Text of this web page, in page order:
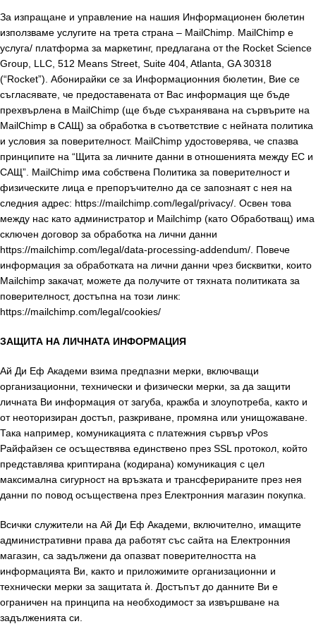
За изпращане и управление на нашия Информационен бюлетин
използваме услугите на трета страна – MailChimp. MailChimp e
услуга/ платформа за маркетинг, предлагана от the Rocket Science
Group, LLC, 512 Means Street, Suite 404, Atlanta, GA 30318
(“Rocket”). Абонирайки се за Информационния бюлетин, Вие се
съгласявате, че предоставената от Вас информация ще бъде
прехвърлена в MailChimp (ще бъдe съхраняванa на сървърите на
MailChimp в САЩ) за обработка в съответствие с нейната политика
и условия за поверителност. MailChimp удостоверява, че спазва
принципите на “Щита за личните данни в отношенията между ЕС и
САЩ”. MailChimp има собствена Политика за поверителност и
физическите лица е препоръчително да се запознаят с нея на
следния адрес: https://mailchimp.com/legal/privacy/. Освен това
между нас като администратор и Mailchimp (като Обработващ) има
сключен договор за обработка на лични данни
https://mailchimp.com/legal/data-processing-addendum/. Повече
информация за обработката на лични данни чрез бисквитки, които
Mailchimp закачат, можете да получите от тяхната политиката за
поверителност, достъпна на този линк:
https://mailchimp.com/legal/cookies/
ЗАЩИТА НА ЛИЧНАТА ИНФОРМАЦИЯ
Ай Ди Еф Академи взима предпазни мерки, включващи
организационни, технически и физически мерки, за да защити
личната Ви информация от загуба, кражба и злоупотреба, както и
от неоторизиран достъп, разкриване, промяна или унищожаване.
Така например, комуникацията с платежния сървър vPos
Райфайзен се осъществява единствено през SSL протокол, който
представлява криптирана (кодирана) комуникация с цел
максимална сигурност на връзката и трансферираните през нея
данни по повод осъществена през Електронния магазин покупка.
Всички служители на Ай Ди Еф Академи, включително, имащите
административни права да работят със сайта на Електронния
магазин, са задължени да опазват поверителността на
информацията Ви, както и приложимите организационни и
технически мерки за защитата ѝ. Достъпът до данните Ви е
ограничен на принципа на необходимост за извършване на
задълженията си.